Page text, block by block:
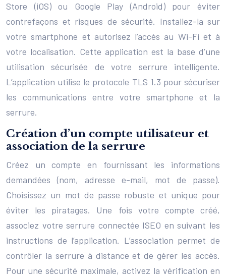
Store (iOS) ou Google Play (Android) pour éviter
contrefaçons et risques de sécurité. Installez-la sur
votre smartphone et autorisez l’accès au Wi-Fi et à
votre localisation. Cette application est la base d’une
utilisation sécurisée de votre serrure intelligente.
L’application utilise le protocole TLS 1.3 pour sécuriser
les communications entre votre smartphone et la
serrure.
Création d’un compte utilisateur et
association de la serrure
Créez un compte en fournissant les informations
demandées (nom, adresse e-mail, mot de passe).
Choisissez un mot de passe robuste et unique pour
éviter les piratages. Une fois votre compte créé,
associez votre serrure connectée ISEO en suivant les
instructions de l’application. L’association permet de
contrôler la serrure à distance et de gérer les accès.
Pour une sécurité maximale, activez la vérification en